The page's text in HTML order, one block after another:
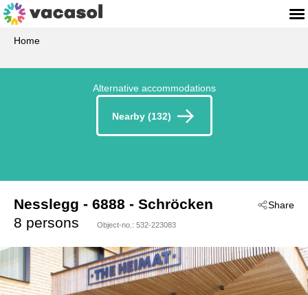
Home
Alternative accommodations
Nearby (132)
Share
Nesslegg - 6888 - Schröcken
8 persons
Object-no.: 532-223083